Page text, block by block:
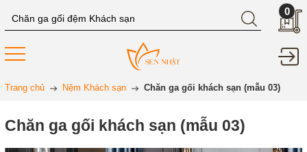
0
Trang chủ Nệm Khách sạn Chăn ga gối khách sạn (mẫu 03)
Chăn ga gối khách sạn (mẫu 03)